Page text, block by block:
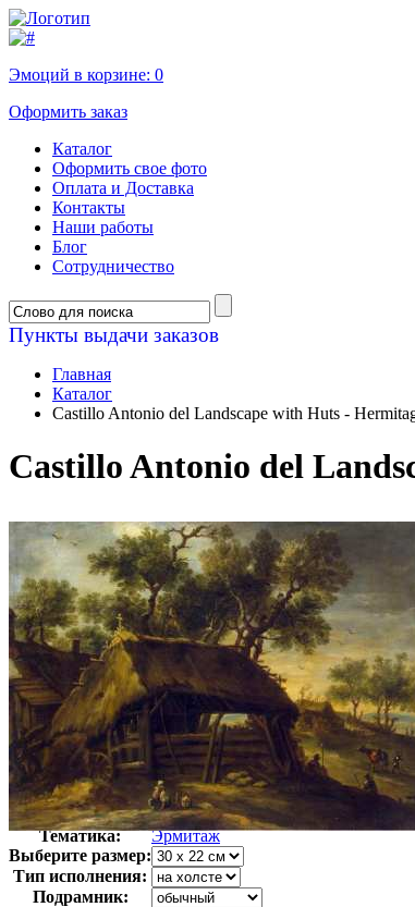
Эмоций в корзине: 0
Оформить заказ
Каталог
Оформить свое фото
Оплата и Доставка
Контакты
Наши работы
Блог
Сотрудничество
Пункты выдачи заказов
Главная
Каталог
Castillo Antonio del Landscape with Huts -
Castillo Antonio del
Автор:
Неизвестно
Арт-стиль
Русская живопись XIX века
Тематика:
Эрмитаж
Выберите размер:
Тип исполнения:
Подрамник: